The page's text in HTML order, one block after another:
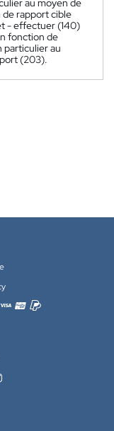
au moyen de
de rapport cible
- effectuer (140)
fonction de
particulier au
(203).
methods